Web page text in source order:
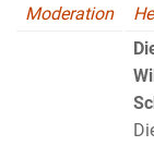
Moderation